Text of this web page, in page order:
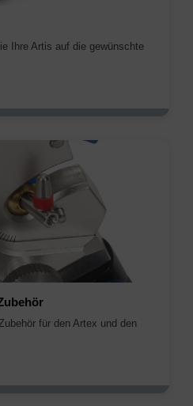
Ihre Artis auf die gewünschte
für den Artex und den